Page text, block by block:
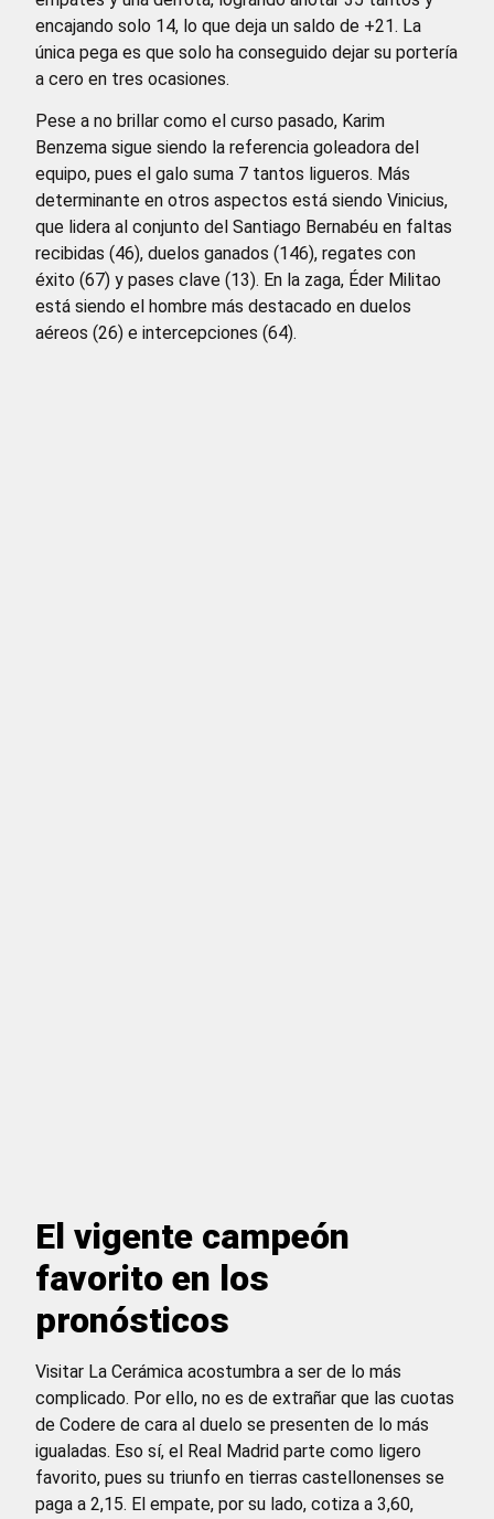
encajando solo 14, lo que deja un saldo de +21. La
única pega es que solo ha conseguido dejar su portería
a cero en tres ocasiones.
Pese a no brillar como el curso pasado, Karim
Benzema sigue siendo la referencia goleadora del
equipo, pues el galo suma 7 tantos ligueros. Más
determinante en otros aspectos está siendo Vinicius,
que lidera al conjunto del Santiago Bernabéu en faltas
recibidas (46), duelos ganados (146), regates con
éxito (67) y pases clave (13). En la zaga, Éder Militao
está siendo el hombre más destacado en duelos
aéreos (26) e intercepciones (64).
El vigente campeón
favorito en los
pronósticos
Visitar La Cerámica acostumbra a ser de lo más
complicado. Por ello, no es de extrañar que las cuotas
de Codere de cara al duelo se presenten de lo más
igualadas. Eso sí, el Real Madrid parte como ligero
favorito, pues su triunfo en tierras castellonenses se
paga a 2,15. El empate, por su lado, cotiza a 3,60,